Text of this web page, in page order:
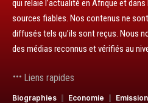
qui relaie l’actualité en Afrique et
sources fiables. Nos contenus ne
diffusés tels qu’ils sont reçus. Nous
des médias reconnus et vérifiés au
Liens rapides
Biographies Economie Emission